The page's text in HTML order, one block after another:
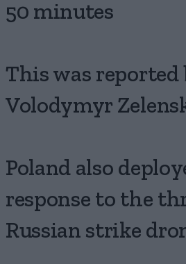
50 minutes
This was reported
Volodymyr
Poland also
response to the
Russian strike